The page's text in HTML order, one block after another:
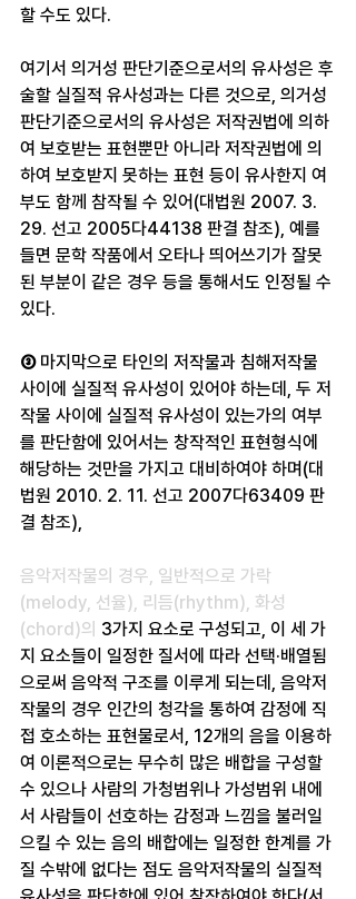
할 수도 있다.
여기서 의거성 판단기준으로서의 유사성은 후
술할 실질적 유사성과는 다른 것으로, 의거성
판단기준으로서의 유사성은 저작권법에 의하
여 보호받는 표현뿐만 아니라 저작권법에 의
하여 보호받지 못하는 표현 등이 유사한지 여
부도 함께 참작될 수 있어(대법원 2007. 3.
29. 선고 2005다44138 판결 참조), 예를
들면 문학 작품에서 오타나 띄어쓰기가 잘못
된 부분이 같은 경우 등을 통해서도 인정될 수
있다.
③ 마지막으로 타인의 저작물과 침해저작물
사이에 실질적 유사성이 있어야 하는데, 두 저
작물 사이에 실질적 유사성이 있는가의 여부
를 판단함에 있어서는 창작적인 표현형식에
해당하는 것만을 가지고 대비하여야 하며(대
법원 2010. 2. 11. 선고 2007다63409 판
결 참조),
음악저작물의 경우, 일반적으로 가락
(melody, 선율), 리듬(rhythm), 화성
(chord)의 3가지 요소로 구성되고, 이 세 가
지 요소들이 일정한 질서에 따라 선택·배열됨
으로써 음악적 구조를 이루게 되는데, 음악저
작물의 경우 인간의 청각을 통하여 감정에 직
접 호소하는 표현물로서, 12개의 음을 이용하
여 이론적으로는 무수히 많은 배합을 구성할
수 있으나 사람의 가청범위나 가성범위 내에
서 사람들이 선호하는 감정과 느낌을 불러일
으킬 수 있는 음의 배합에는 일정한 한계를 가
질 수밖에 없다는 점도 음악저작물의 실질적